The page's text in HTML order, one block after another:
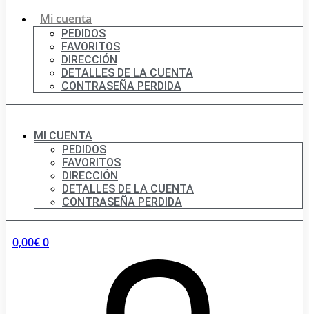
Mi cuenta
PEDIDOS
FAVORITOS
DIRECCIÓN
DETALLES DE LA CUENTA
CONTRASEÑA PERDIDA
MI CUENTA
PEDIDOS
FAVORITOS
DIRECCIÓN
DETALLES DE LA CUENTA
CONTRASEÑA PERDIDA
0,00€0